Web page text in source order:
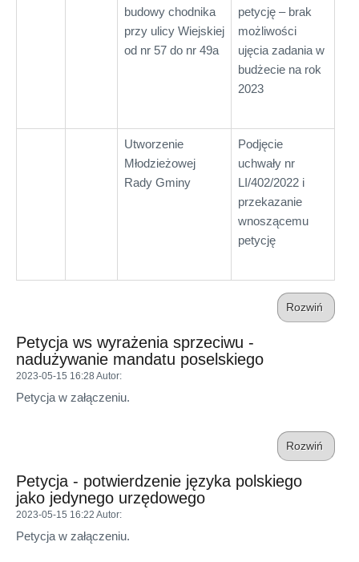
budowy chodnika
przy ulicy Wiejskiej
od nr 57 do nr 49a
petycję – brak
możliwości
ujęcia zadania w
budżecie na rok
2023
Utworzenie
Młodzieżowej
Rady Gminy
Podjęcie
uchwały nr
LI/402/2022 i
przekazanie
wnoszącemu
petycję
Rozwiń
Petycja ws wyrażenia sprzeciwu -
nadużywanie mandatu poselskiego
2023-05-15 16:28 Autor:
Petycja w załączeniu.
Rozwiń
Petycja - potwierdzenie języka polskiego
jako jedynego urzędowego
2023-05-15 16:22 Autor:
Petycja w załączeniu.